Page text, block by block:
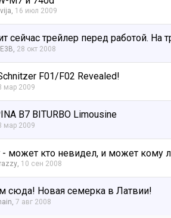
, 16 июл 2009
сейчас трейлер перед работой.
, 28 окт 2008
F01/F02 Revealed!
мар 2009
B7 BITURBO Limousine
мар 2009
- может кто невидел, и может кому
, 10 сен 2008
сюда! Новая семерка в Латвии!
, 7 авг 2008